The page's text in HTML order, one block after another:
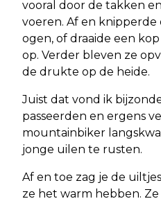
vooral door de takken
voeren. Af en
ogen, of draaide een
op. Verder bleven ze
de drukte op de heide.
Juist dat vond ik
passeerden en ergens
mountainbiker
jonge uilen te rusten.
Af en toe zag je de
ze het warm hebben.